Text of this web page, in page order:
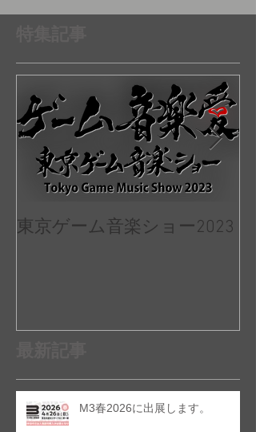
東京ゲーム音楽ショー2023
M3春2026に出展します。